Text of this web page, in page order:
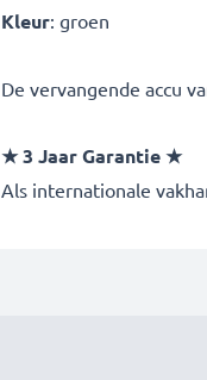
Kleur: groen
De vervangende accu
★ 3 Jaar Garantie ★
Als internationale